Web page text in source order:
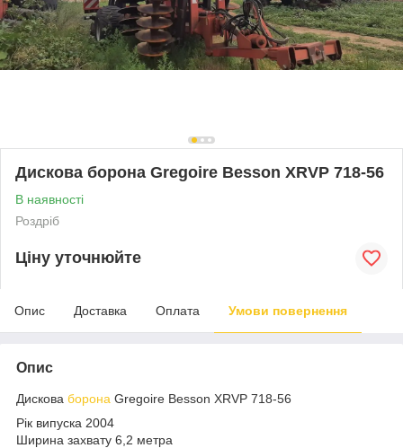
Дискова борона Gregoire Besson XRVP 718-56
В наявності
Роздріб
Ціну уточнюйте
Опис Доставка Оплата Умови повернення
Опис
Дискова борона Gregoire Besson XRVP 718-56
Рік випуска 2004
Ширина захвату 6,2 метра